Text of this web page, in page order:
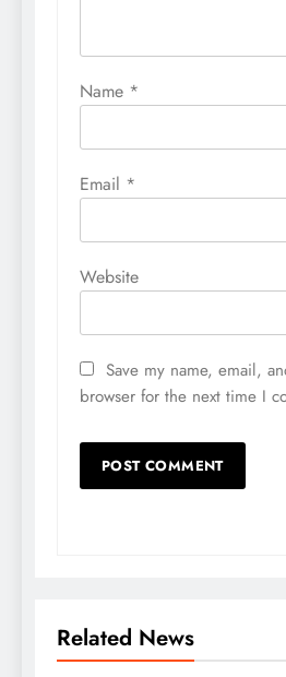
Name *
Email *
Website
Save my name, email,
browser for the next time I
Related News